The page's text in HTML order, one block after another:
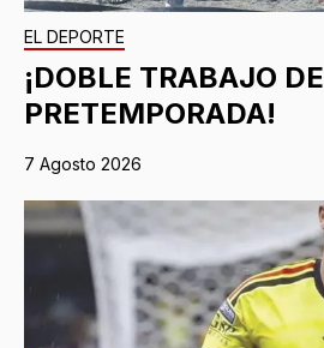
EL DEPORTE
¡DOBLE TRABAJO DE
PRETEMPORADA!
7 Agosto 2026